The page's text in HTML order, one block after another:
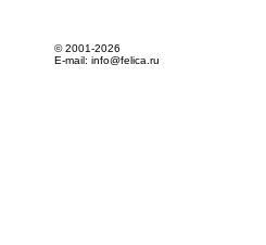
© 2001-2026
E-mail: info@felica.ru